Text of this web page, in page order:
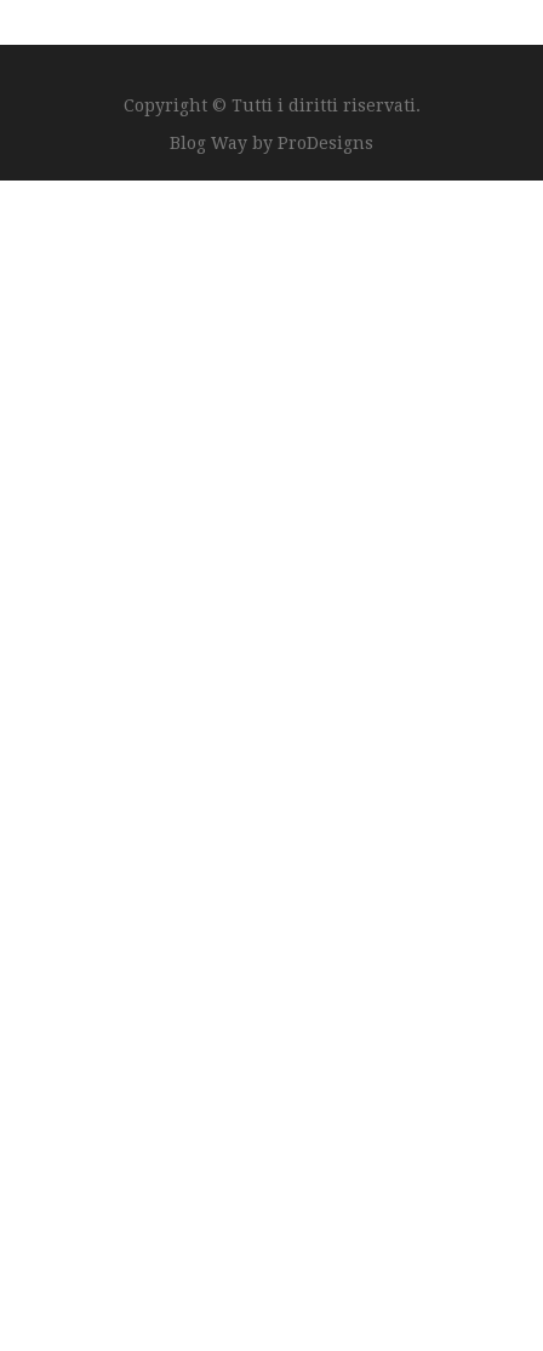
Copyright © Tutti i diritti riservati.
Blog Way by ProDesigns